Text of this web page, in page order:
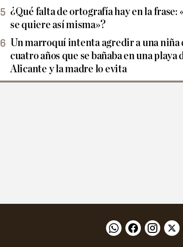
¿Qué falta de ortografía hay en la frase:
se quiere así misma»?
Un marroquí intenta agredir a una niña
cuatro años que se bañaba en una playa
Alicante y la madre lo evita